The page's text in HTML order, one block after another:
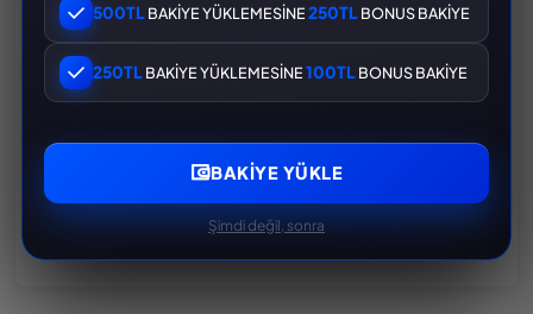
İŞGALCİ PUBG RANDOM HESAP PAKETİ
200 TL 300 TL
500TLBAKİYE YÜKLEMESİNE250TLBONUS BAKİYE
250TLBAKİYE YÜKLEMESİNE100TLBONUS BAKİYE
BAKIYE YÜKLE
Şimdi değil, sonra